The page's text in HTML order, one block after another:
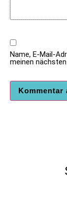
Name, E-Mail-
meinen